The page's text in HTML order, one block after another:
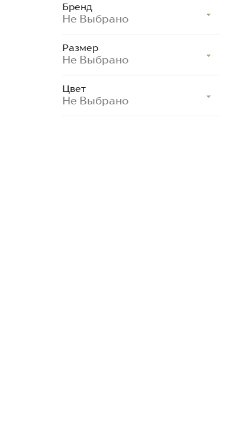
Бренд
Не Выбрано
Размер
Не Выбрано
Цвет
Не Выбрано